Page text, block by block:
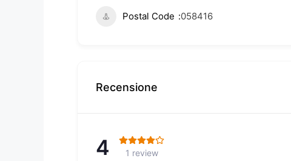
Postal Code 058416
Recensione
4 1 review